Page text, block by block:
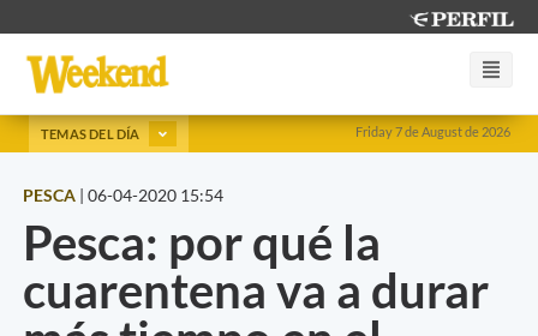
Friday 7 de August de 2026
TEMAS DEL DÍA
PESCA | 06-04-2020 15:54
Pesca: por qué la
cuarentena va a durar